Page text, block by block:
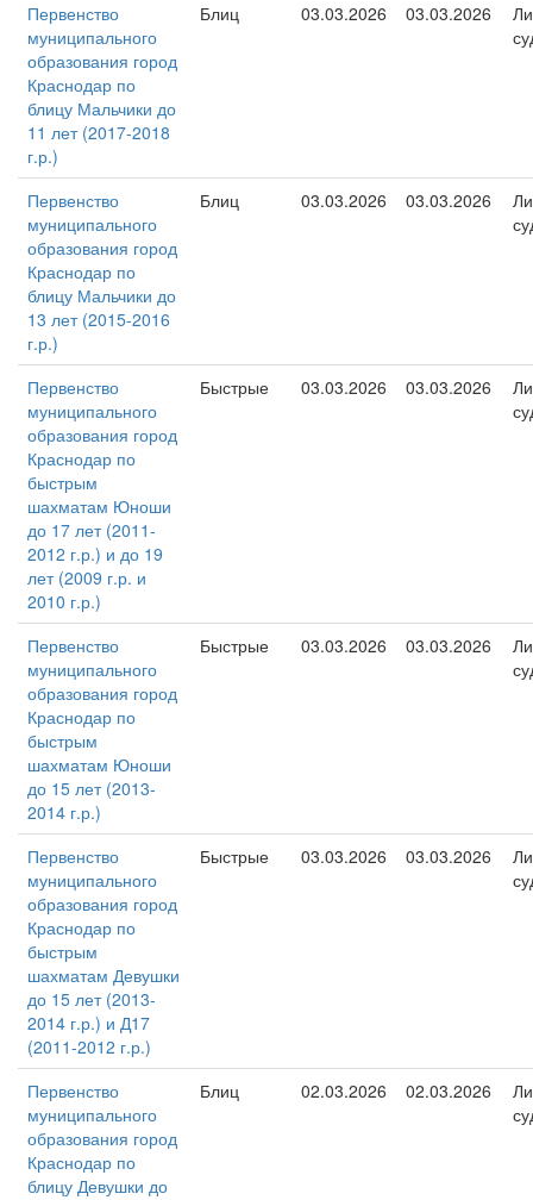
Первенство
муниципального
образования город
Краснодар по
блицу Мальчики до
11 лет (2017-2018
г.р.)
Блиц 03.03.2026 03.03.2026
Первенство
муниципального
образования город
Краснодар по
блицу Мальчики до
13 лет (2015-2016
г.р.)
Блиц 03.03.2026 03.03.2026
Первенство
муниципального
образования город
Краснодар по
быстрым
шахматам Юноши
до 17 лет (2011-
2012 г.р.) и до 19
лет (2009 г.р. и
2010 г.р.)
Быстрые 03.03.2026 03.03.2026
Первенство
муниципального
образования город
Краснодар по
быстрым
шахматам Юноши
до 15 лет (2013-
2014 г.р.)
Быстрые 03.03.2026 03.03.2026
Первенство
муниципального
образования город
Краснодар по
быстрым
шахматам Девушки
до 15 лет (2013-
2014 г.р.) и Д17
(2011-2012 г.р.)
Быстрые 03.03.2026 03.03.2026
Первенство
муниципального
образования город
Краснодар по
блицу Девушки до
Блиц 02.03.2026 02.03.2026